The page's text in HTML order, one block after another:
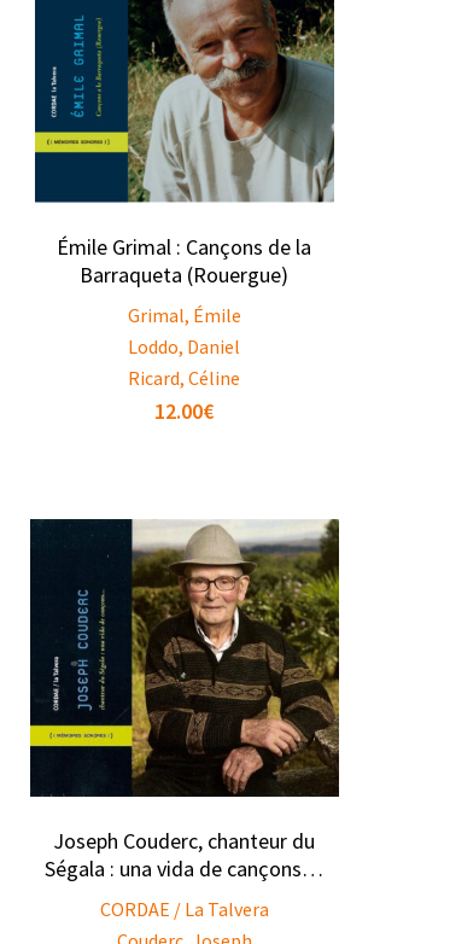
Émile Grimal : Cançons de la
Barraqueta (Rouergue)
Grimal, Émile
Loddo, Daniel
Ricard, Céline
12.00€
Joseph Couderc, chanteur du
Ségala : una vida de cançons…
CORDAE / La Talvera